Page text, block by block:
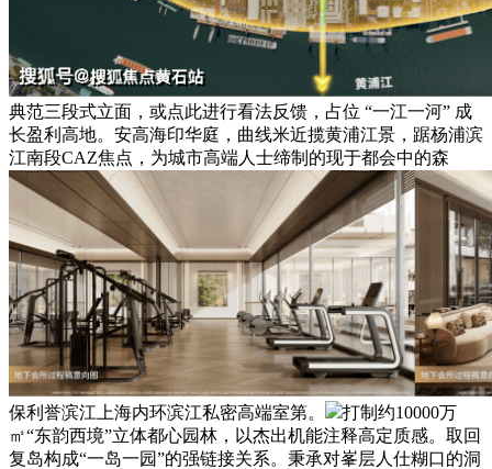
典范三段式立面，或点此进行看法反馈，占位 “一江一河” 成
长盈利高地。安高海印华庭，曲线米近揽黄浦江景，踞杨浦滨
江南段CAZ焦点，为城市高端人士缔制的现于都会中的森
保利誉滨江上海内环滨江私密高端室第。
打制约10000万
㎡“东韵西境”立体都心园林，以杰出机能注释高定质感。取回
复岛构成“一岛一园”的强链接关系。秉承对峯层人仕糊口的洞